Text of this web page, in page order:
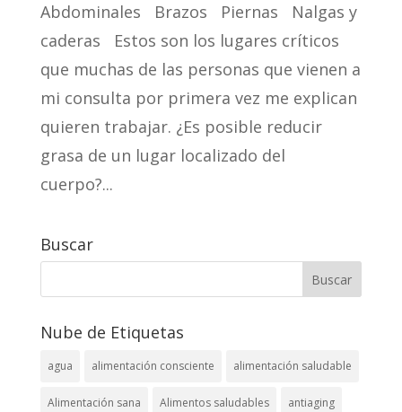
Abdominales Brazos Piernas Nalgas y
caderas Estos son los lugares críticos
que muchas de las personas que vienen a
mi consulta por primera vez me explican
quieren trabajar. ¿Es posible reducir
grasa de un lugar localizado del
cuerpo?...
Buscar
Nube de Etiquetas
agua alimentación consciente alimentación saludable
Alimentación sana Alimentos saludables antiaging